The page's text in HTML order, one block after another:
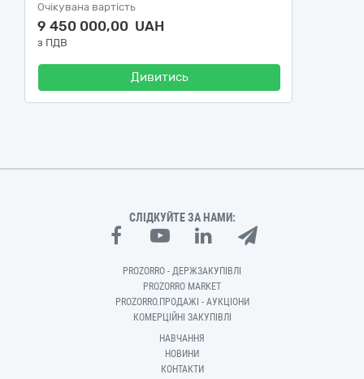
Очікувана вартість
9 450 000,00 UAH
з ПДВ
Дивитись
СЛІДКУЙТЕ ЗА НАМИ:
PROZORRO - ДЕРЖЗАКУПІВЛІ
PROZORRO MARKET
PROZORRO.ПРОДАЖІ - АУКЦІОНИ
КОМЕРЦІЙНІ ЗАКУПІВЛІ
НАВЧАННЯ
НОВИНИ
КОНТАКТИ